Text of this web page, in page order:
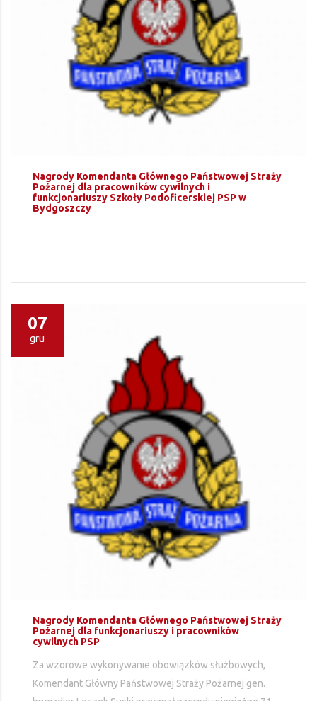
Nagrody Komendanta Głównego Państwowej Straży
Pożarnej dla pracowników cywilnych i
funkcjonariuszy Szkoły Podoficerskiej PSP w
Bydgoszczy
07
gru
Nagrody Komendanta Głównego Państwowej Straży
Pożarnej dla funkcjonariuszy i pracowników
cywilnych PSP
Za wzorowe wykonywanie obowiązków służbowych,
Komendant Główny Państwowej Straży Pożarnej gen.